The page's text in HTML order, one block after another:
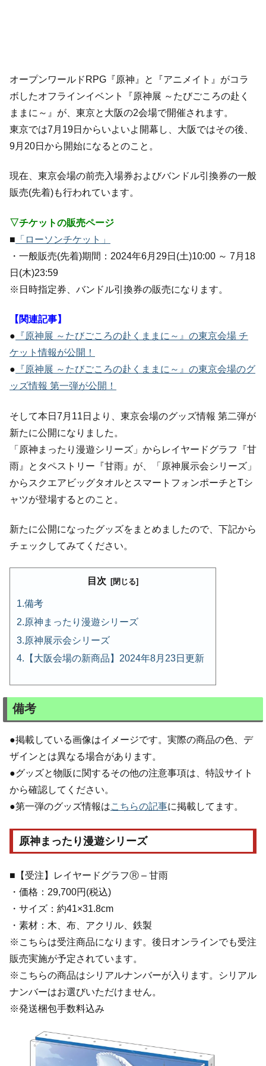
オープンワールドRPG『原神』と『アニメイト』がコラ
ボしたオフラインイベント『原神展 ～たびごころの赴く
ままに～』が、東京と大阪の2会場で開催されます。
東京では7月19日からいよいよ開幕し、大阪ではその後、
9月20日から開始になるとのこと。
現在、東京会場の前売入場券およびバンドル引換券の一般
販売(先着)も行われています。
▽チケットの販売ページ
■ 「ローソンチケット」
・一般販売(先着)期間：2024年6月29日(土)10:00 ～ 7月18
日(木)23:59
※日時指定券、バンドル引換券の販売になります。
【関連記事】
● 『原神展 ～たびごころの赴くままに～』の東京会場 チ
ケット情報が公開！
● 『原神展 ～たびごころの赴くままに～』の東京会場のグ
ッズ情報 第一弾が公開！
そして本日7月11日より、東京会場のグッズ情報 第二弾が
新たに公開になりました。
「原神まったり漫遊シリーズ」からレイヤードグラフ『甘
雨』とタペストリー『甘雨』が、「原神展示会シリーズ」
からスクエアビッグタオルとスマートフォンポーチとTシ
ャツが登場するとのこと。
新たに公開になったグッズをまとめましたので、下記から
チェックしてみてください。
目次
備考
原神まったり漫遊シリーズ
原神展示会シリーズ
【大阪会場の新商品】2024年8月23日更新
備考
●掲載している画像はイメージです。実際の商品の色、デ
ザインとは異なる場合があります。
●グッズと物販に関するその他の注意事項は、特設サイト
から確認してください。
●第一弾のグッズ情報はこちらの記事に掲載してます。
原神まったり漫遊シリーズ
■【受注】レイヤードグラフⓇ – 甘雨
・価格：29,700円(税込)
・サイズ：約41×31.8cm
・素材：木、布、アクリル、鉄製
※こちらは受注商品になります。後日オンラインでも受注
販売実施が予定されています。
※こちらの商品はシリアルナンバーが入ります。シリアル
ナンバーはお選びいただけません。
※発送梱包手数料込み